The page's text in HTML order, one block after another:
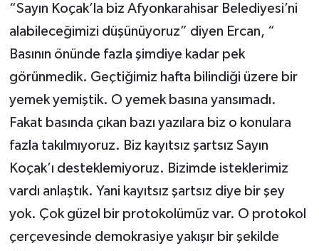
“Sayın Koçak’la biz Afyonkarahisar Belediyesi’ni
alabileceğimizi düşünüyoruz” diyen Ercan, “
Basının önünde fazla şimdiye kadar pek
görünmedik. Geçtiğimiz hafta bilindiği üzere bir
yemek yemiştik. O yemek basına yansımadı.
Fakat basında çıkan bazı yazılara biz o konulara
fazla takılmıyoruz. Biz kayıtsız şartsız Sayın
Koçak’ı desteklemiyoruz. Bizimde isteklerimiz
vardı anlaştık. Yani kayıtsız şartsız diye bir şey
yok. Çok güzel bir protokolümüz var. O protokol
çerçevesinde demokrasiye yakışır bir şekilde